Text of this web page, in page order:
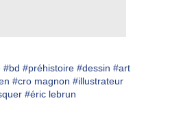
#bd #préhistoire #dessin #art
#cro magnon #illustrateur
#éric lebrun